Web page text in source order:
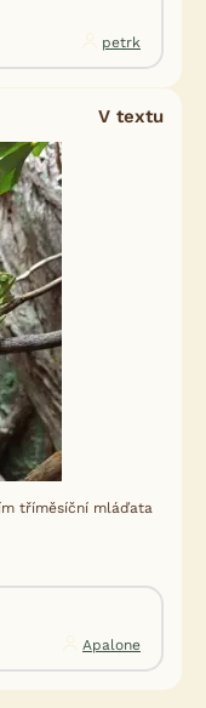
petrk
V textu
tříměsíční mláďata
Apalone